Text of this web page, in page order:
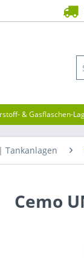
& Gasflaschen-
Tankanlagen
Cemo